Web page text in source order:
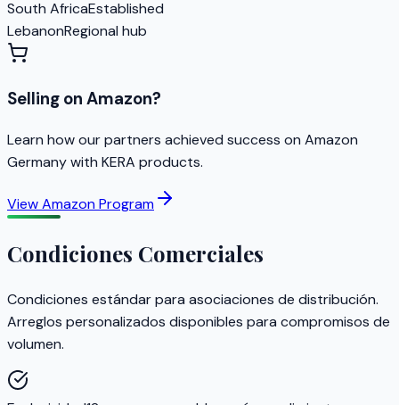
South AfricaEstablished
LebanonRegional hub
Selling on Amazon?
Learn how our partners achieved success on Amazon
Germany with KERA products.
View Amazon Program
Condiciones Comerciales
Condiciones estándar para asociaciones de distribución.
Arreglos personalizados disponibles para compromisos de
volumen.